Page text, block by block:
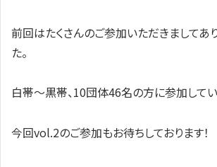
前回はたくさんのご参加いただきましてあ
た。
白帯～黒帯、10団体46名の方に参加してい
今回vol.2のご参加もお待ちしております！